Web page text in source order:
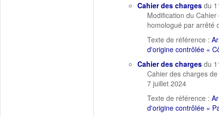
Cahier des charges du
Modification du
homologué par arrêté
Texte de référence :
d'origine contrôlée «
Cahier des charges du
Cahier des charges
7 juillet 2024
Texte de référence :
d'origine contrôlée «